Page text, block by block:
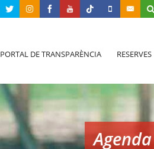
PORTAL DE TRANSPARÈNCIA RESERVES
Agenda